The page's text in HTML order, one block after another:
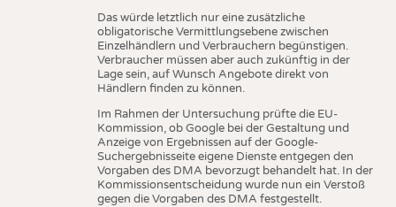
Das würde letztlich nur eine zusätzliche
obligatorische Vermittlungsebene zwischen
Einzelhändlern und Verbrauchern begünstigen.
Verbraucher müssen aber auch zukünftig in der
Lage sein, auf Wunsch Angebote direkt von
Händlern finden zu können.
Im Rahmen der Untersuchung prüfte die EU-
Kommission, ob Google bei der Gestaltung und
Anzeige von Ergebnissen auf der Google-
Suchergebnisseite eigene Dienste entgegen den
Vorgaben des DMA bevorzugt behandelt hat. In der
Kommissionsentscheidung wurde nun ein Verstoß
gegen die Vorgaben des DMA festgestellt.